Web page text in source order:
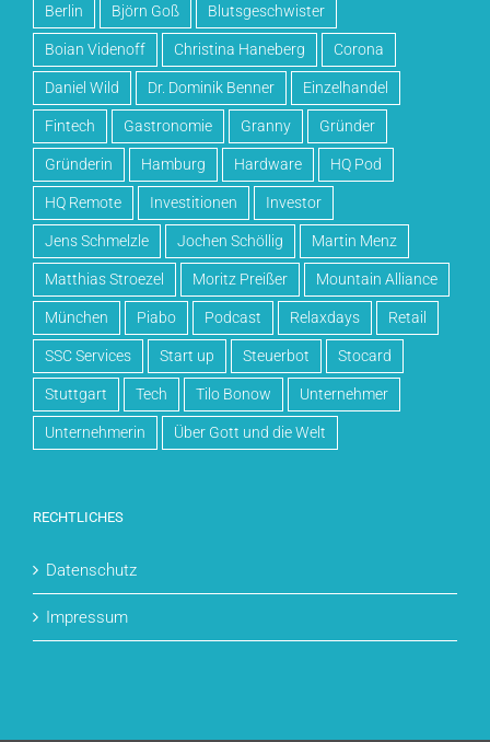
Berlin Björn Goß Blutsgeschwister
Boian Videnoff Christina Haneberg Corona
Daniel Wild Dr. Dominik Benner Einzelhandel
Fintech Gastronomie Granny Gründer
Gründerin Hamburg Hardware HQ Pod
HQ Remote Investitionen Investor
Jens Schmelzle Jochen Schöllig Martin Menz
Matthias Stroezel Moritz Preißer Mountain Alliance
München Piabo Podcast Relaxdays Retail
SSC Services Start up Steuerbot Stocard
Stuttgart Tech Tilo Bonow Unternehmer
Unternehmerin Über Gott und die Welt
RECHTLICHES
Datenschutz
Impressum